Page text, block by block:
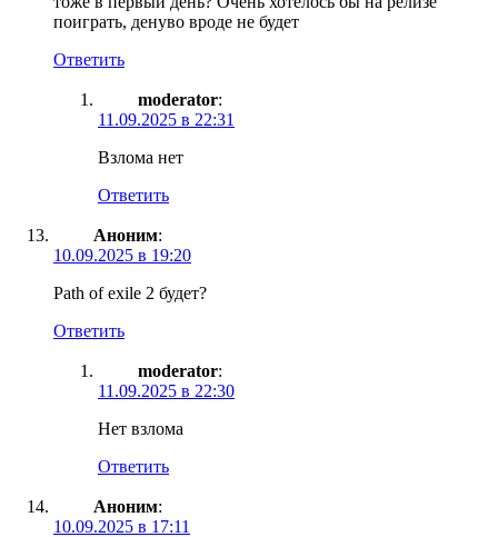
поиграть, денуво вроде не будет
Ответить
moderator:
11.09.2025 в 22:31
Взлома нет
Ответить
Аноним:
10.09.2025 в 19:20
Path of exile 2 будет?
Ответить
moderator:
11.09.2025 в 22:30
Нет взлома
Ответить
Аноним:
10.09.2025 в 17:11